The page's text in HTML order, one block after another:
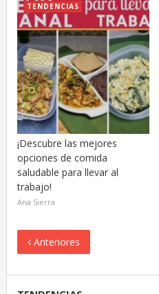
TENDENCIAS
¡Descubre las mejores
opciones de comida
saludable para llevar al
trabajo!
Ana Sierra
Anteriores